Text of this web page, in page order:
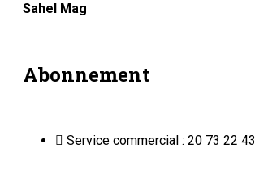
Sahel Mag
Abonnement
Service commercial : 20 73 22 43